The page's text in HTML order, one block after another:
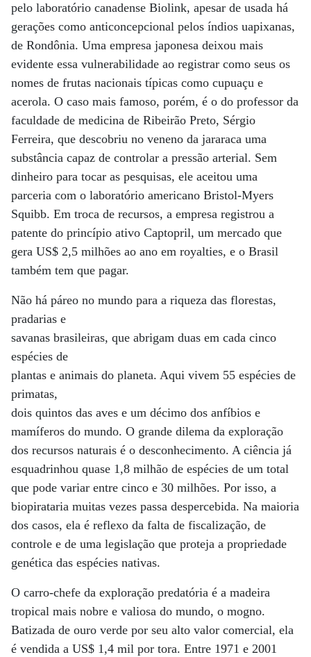
pelo laboratório canadense Biolink, apesar de usada há
gerações como anticoncepcional pelos índios uapixanas,
de Rondônia. Uma empresa japonesa deixou mais
evidente essa vulnerabilidade ao registrar como seus os
nomes de frutas nacionais típicas como cupuaçu e
acerola. O caso mais famoso, porém, é o do professor da
faculdade de medicina de Ribeirão Preto, Sérgio
Ferreira, que descobriu no veneno da jararaca uma
substância capaz de controlar a pressão arterial. Sem
dinheiro para tocar as pesquisas, ele aceitou uma
parceria com o laboratório americano Bristol-Myers
Squibb. Em troca de recursos, a empresa registrou a
patente do princípio ativo Captopril, um mercado que
gera US$ 2,5 milhões ao ano em royalties, e o Brasil
também tem que pagar.
Não há páreo no mundo para a riqueza das florestas,
pradarias e
savanas brasileiras, que abrigam duas em cada cinco
espécies de
plantas e animais do planeta. Aqui vivem 55 espécies de
primatas,
dois quintos das aves e um décimo dos anfíbios e
mamíferos do mundo. O grande dilema da exploração
dos recursos naturais é o desconhecimento. A ciência já
esquadrinhou quase 1,8 milhão de espécies de um total
que pode variar entre cinco e 30 milhões. Por isso, a
biopirataria muitas vezes passa despercebida. Na maioria
dos casos, ela é reflexo da falta de fiscalização, de
controle e de uma legislação que proteja a propriedade
genética das espécies nativas.
O carro-chefe da exploração predatória é a madeira
tropical mais nobre e valiosa do mundo, o mogno.
Batizada de ouro verde por seu alto valor comercial, ela
é vendida a US$ 1,4 mil por tora. Entre 1971 e 2001